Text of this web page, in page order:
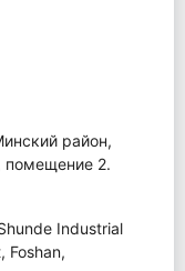
район,
помещение 2.
Industrial
Foshan,